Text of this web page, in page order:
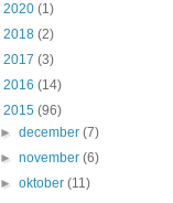
2020 (1)
2018 (2)
2017 (3)
2016 (14)
2015 (96)
►december(7)
►november(6)
►oktober(11)